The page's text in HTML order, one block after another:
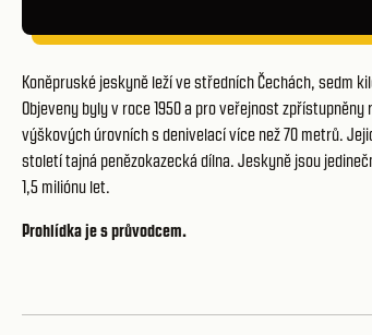
Koněpruské jeskyně leží ve středních Čechách, sedm
Objeveny byly v roce 1950 a pro veřejnost
výškových úrovních s denivelací více než 70 metrů.
století tajná penězokazecká dílna. Jeskyně jsou
1,5 miliónu let.
Prohlídka je s průvodcem.